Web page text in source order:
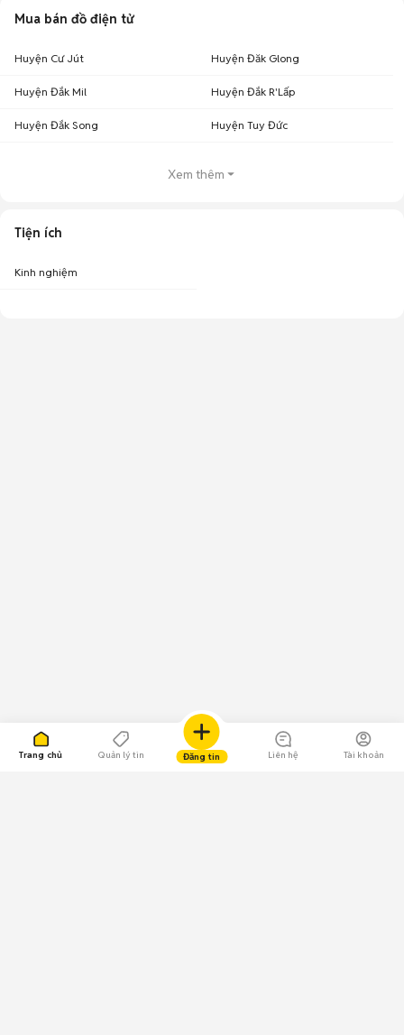
Trang chủ Quản lý tin Đăng tin Liên hệ Tài khoản
Mua bán đồ điện tử
Huyện Cư Jút Huyện Đăk Glong
Huyện Đắk Mil Huyện Đắk R'Lấp
Huyện Đắk Song Huyện Tuy Đức
Xem thêm
Tiện ích
Kinh nghiệm